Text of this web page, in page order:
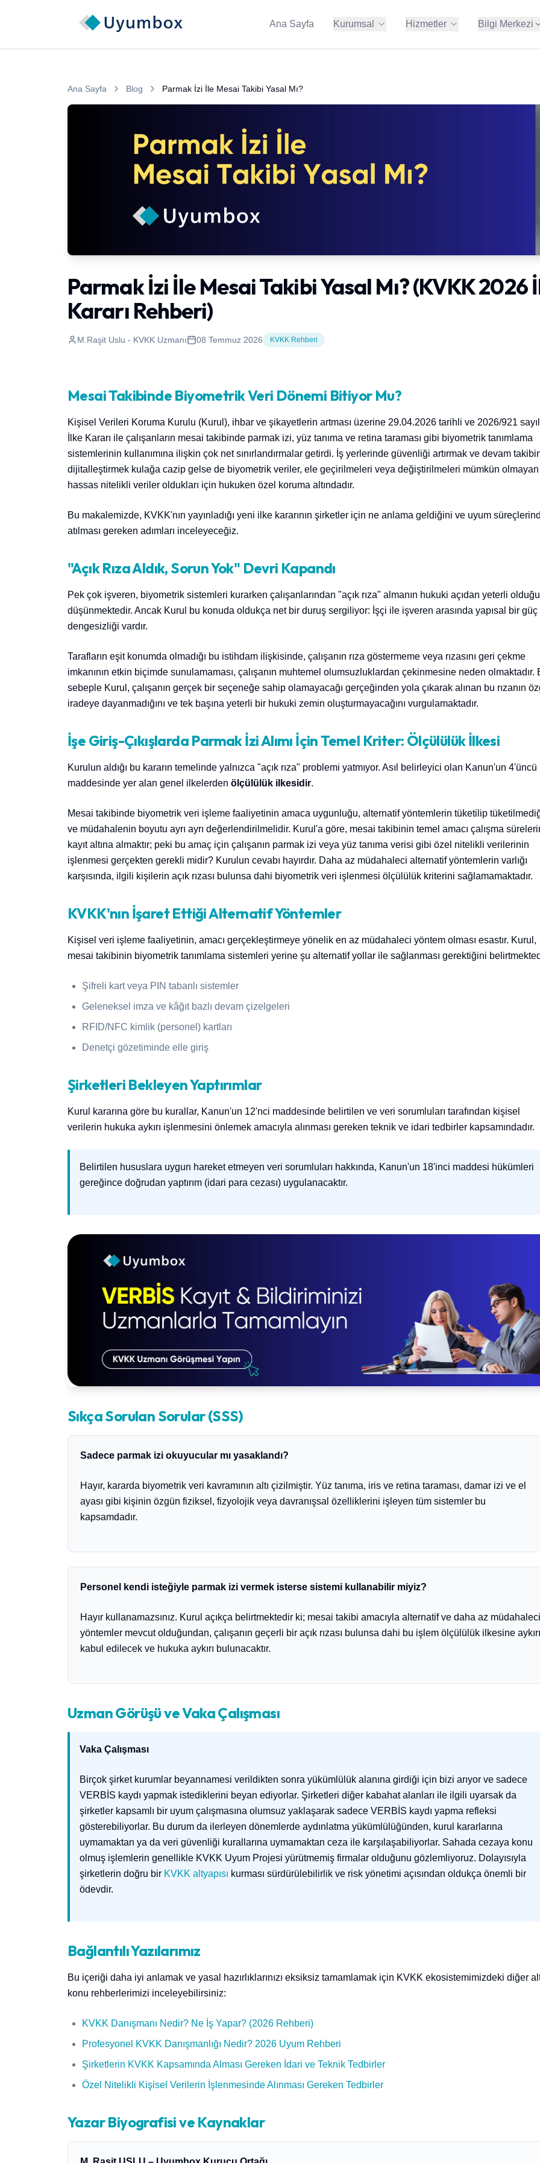
Ana Sayfa Kurumsal Hizmetler Bilgi Merkezi
Ana Sayfa Blog Parmak İzi İle Mesai Takibi Yasal Mı?
Parmak İzi İle Mesai Takibi Yasal Mı? (KVKK 2026
Kararı Rehberi)
M.Raşit Uslu - KVKK Uzmanı 08 Temmuz 2026 KVKK Rehberi
Mesai Takibinde Biyometrik Veri Dönemi Bitiyor Mu?
Kişisel Verileri Koruma Kurulu (Kurul), ihbar ve şikayetlerin artması üzerine 29.04.2026 tarihli ve 2026/921
İlke Kararı ile çalışanların mesai takibinde parmak izi, yüz tanıma ve retina taraması gibi biyometrik tanımlama
sistemlerinin kullanımına ilişkin çok net sınırlandırmalar getirdi. İş yerlerinde güvenliği artırmak ve devam
dijitalleştirmek kulağa cazip gelse de biyometrik veriler, ele geçirilmeleri veya değiştirilmeleri mümkün olmayan
hassas nitelikli veriler oldukları için hukuken özel koruma altındadır.
Bu makalemizde, KVKK'nın yayınladığı yeni ilke kararının şirketler için ne anlama geldiğini ve uyum
atılması gereken adımları inceleyeceğiz.
"Açık Rıza Aldık, Sorun Yok" Devri Kapandı
Pek çok işveren, biyometrik sistemleri kurarken çalışanlarından "açık rıza" almanın hukuki açıdan yeterli
düşünmektedir. Ancak Kurul bu konuda oldukça net bir duruş sergiliyor: İşçi ile işveren arasında yapısal bir güç
dengesizliği vardır.
Tarafların eşit konumda olmadığı bu istihdam ilişkisinde, çalışanın rıza göstermeme veya rızasını geri çekme
imkanının etkin biçimde sunulamaması, çalışanın muhtemel olumsuzluklardan çekinmesine neden olmaktadır.
sebeple Kurul, çalışanın gerçek bir seçeneğe sahip olamayacağı gerçeğinden yola çıkarak alınan bu rızanın
iradeye dayanmadığını ve tek başına yeterli bir hukuki zemin oluşturmayacağını vurgulamaktadır.
İşe Giriş-Çıkışlarda Parmak İzi Alımı İçin Temel Kriter: Ölçülülük İlkesi
Kurulun aldığı bu kararın temelinde yalnızca "açık rıza" problemi yatmıyor. Asıl belirleyici olan Kanun'un 4'üncü
maddesinde yer alan genel ilkelerden ölçülülük ilkesidir.
Mesai takibinde biyometrik veri işleme faaliyetinin amaca uygunluğu, alternatif yöntemlerin tüketilip
ve müdahalenin boyutu ayrı ayrı değerlendirilmelidir. Kurul'a göre, mesai takibinin temel amacı çalışma
kayıt altına almaktır; peki bu amaç için çalışanın parmak izi veya yüz tanıma verisi gibi özel nitelikli verilerinin
işlenmesi gerçekten gerekli midir? Kurulun cevabı hayırdır. Daha az müdahaleci alternatif yöntemlerin varlığı
karşısında, ilgili kişilerin açık rızası bulunsa dahi biyometrik veri işlenmesi ölçülülük kriterini sağlamamaktadır.
KVKK'nın İşaret Ettiği Alternatif Yöntemler
Kişisel veri işleme faaliyetinin, amacı gerçekleştirmeye yönelik en az müdahaleci yöntem olması esastır. Kurul,
mesai takibinin biyometrik tanımlama sistemleri yerine şu alternatif yollar ile sağlanması gerektiğini
Şifreli kart veya PIN tabanlı sistemler
Geleneksel imza ve kâğıt bazlı devam çizelgeleri
RFID/NFC kimlik (personel) kartları
Denetçi gözetiminde elle giriş
Şirketleri Bekleyen Yaptırımlar
Kurul kararına göre bu kurallar, Kanun'un 12'nci maddesinde belirtilen ve veri sorumluları tarafından kişisel
verilerin hukuka aykırı işlenmesini önlemek amacıyla alınması gereken teknik ve idari tedbirler kapsamındadır.
Belirtilen hususlara uygun hareket etmeyen veri sorumluları hakkında, Kanun'un 18'inci maddesi hükümleri
gereğince doğrudan yaptırım (idari para cezası) uygulanacaktır.
Sıkça Sorulan Sorular (SSS)
Sadece parmak izi okuyucular mı yasaklandı?
Hayır, kararda biyometrik veri kavramının altı çizilmiştir. Yüz tanıma, iris ve retina taraması, damar izi ve el
ayası gibi kişinin özgün fiziksel, fizyolojik veya davranışsal özelliklerini işleyen tüm sistemler bu
kapsamdadır.
Personel kendi isteğiyle parmak izi vermek isterse sistemi kullanabilir miyiz?
Hayır kullanamazsınız. Kurul açıkça belirtmektedir ki; mesai takibi amacıyla alternatif ve daha az müdahaleci
yöntemler mevcut olduğundan, çalışanın geçerli bir açık rızası bulunsa dahi bu işlem ölçülülük ilkesine aykırı
kabul edilecek ve hukuka aykırı bulunacaktır.
Uzman Görüşü ve Vaka Çalışması
Vaka Çalışması
Birçok şirket kurumlar beyannamesi verildikten sonra yükümlülük alanına girdiği için bizi arıyor ve sadece
VERBİS kaydı yapmak istediklerini beyan ediyorlar. Şirketleri diğer kabahat alanları ile ilgili uyarsak da
şirketler kapsamlı bir uyum çalışmasına olumsuz yaklaşarak sadece VERBİS kaydı yapma refleksi
gösterebiliyorlar. Bu durum da ilerleyen dönemlerde aydınlatma yükümlülüğünden, kurul kararlarına
uymamaktan ya da veri güvenliği kurallarına uymamaktan ceza ile karşılaşabiliyorlar. Sahada cezaya konu
olmuş işlemlerin genellikle KVKK Uyum Projesi yürütmemiş firmalar olduğunu gözlemliyoruz. Dolayısıyla
şirketlerin doğru bir KVKK altyapısı kurması sürdürülebilirlik ve risk yönetimi açısından oldukça önemli bir
ödevdir.
Bağlantılı Yazılarımız
Bu içeriği daha iyi anlamak ve yasal hazırlıklarınızı eksiksiz tamamlamak için KVKK ekosistemimizdeki diğer
konu rehberlerimizi inceleyebilirsiniz:
KVKK Danışmanı Nedir? Ne İş Yapar? (2026 Rehberi)
Profesyonel KVKK Danışmanlığı Nedir? 2026 Uyum Rehberi
Şirketlerin KVKK Kapsamında Alması Gereken İdari ve Teknik Tedbirler
Özel Nitelikli Kişisel Verilerin İşlenmesinde Alınması Gereken Tedbirler
Yazar Biyografisi ve Kaynaklar